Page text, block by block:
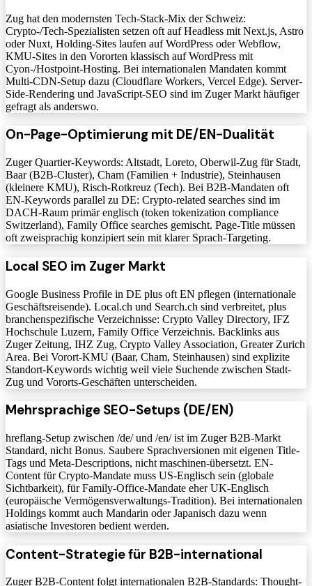
Zug hat den modernsten Tech-Stack-Mix der Schweiz:
Crypto-/Tech-Spezialisten setzen oft auf Headless mit Next.js, Astro
oder Nuxt, Holding-Sites laufen auf WordPress oder Webflow,
KMU-Sites in den Vororten klassisch auf WordPress mit
Cyon-/Hostpoint-Hosting. Bei internationalen Mandaten kommt
Multi-CDN-Setup dazu (Cloudflare Workers, Vercel Edge). Server-
Side-Rendering und JavaScript-SEO sind im Zuger Markt häufiger
gefragt als anderswo.
On-Page-Optimierung mit DE/EN-Dualität
Zuger Quartier-Keywords: Altstadt, Loreto, Oberwil-Zug für Stadt,
Baar (B2B-Cluster), Cham (Familien + Industrie), Steinhausen
(kleinere KMU), Risch-Rotkreuz (Tech). Bei B2B-Mandaten oft
EN-Keywords parallel zu DE: Crypto-related searches sind im
DACH-Raum primär englisch (token tokenization compliance
Switzerland), Family Office searches gemischt. Page-Title müssen
oft zweisprachig konzipiert sein mit klarer Sprach-Targeting.
Local SEO im Zuger Markt
Google Business Profile in DE plus oft EN pflegen (internationale
Geschäftsreisende). Local.ch und Search.ch sind verbreitet, plus
branchenspezifische Verzeichnisse: Crypto Valley Directory, IFZ
Hochschule Luzern, Family Office Verzeichnis. Backlinks aus
Zuger Zeitung, IHZ Zug, Crypto Valley Association, Greater Zurich
Area. Bei Vorort-KMU (Baar, Cham, Steinhausen) sind explizite
Standort-Keywords wichtig weil viele Suchende zwischen Stadt-
Zug und Vororts-Geschäften unterscheiden.
Mehrsprachige SEO-Setups (DE/EN)
hreflang-Setup zwischen /de/ und /en/ ist im Zuger B2B-Markt
Standard, nicht Bonus. Saubere Sprachversionen mit eigenen Title-
Tags und Meta-Descriptions, nicht maschinen-übersetzt. EN-
Content für Crypto-Mandate muss US-Englisch sein (globale
Sichtbarkeit), für Family-Office-Mandate eher UK-Englisch
(europäische Vermögensverwaltungs-Tradition). Bei internationalen
Holdings kommt auch Mandarin oder Japanisch dazu wenn
asiatische Investoren bedient werden.
Content-Strategie für B2B-international
Zuger B2B-Content folgt internationalen B2B-Standards: Thought-